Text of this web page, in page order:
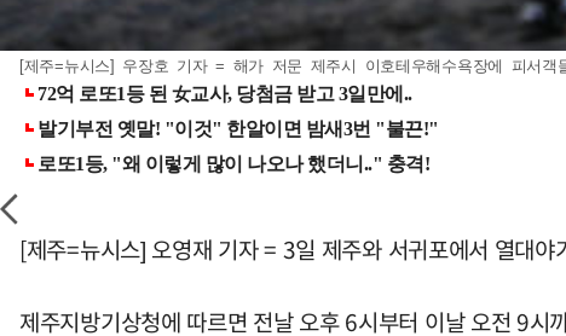
[제주=뉴시스] 우장호 기자 = 해가 저문 제주시 이호테우해수욕장에 피서
[제주=뉴시스] 오영재 기자 = 3일 제주와 서귀포에서 열대야
제주지방기상청에 따르면 전날 오후 6시부터 이날 오전 9